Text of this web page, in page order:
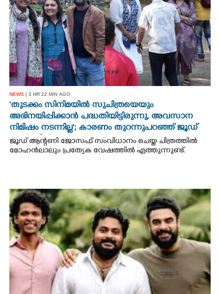
NEWS | 3 HR 22 MIN AGO
'തുടക്കം സിനിമയിൽ സുചിത്രയെയും
അഭിനയിപ്പിക്കാൻ പദ്ധതിയിട്ടിരുന്നു,​ അവസാന
നിമിഷം നടന്നില്ല'; കാരണം തുറന്നുപറഞ്ഞ് ജൂഡ്
ആന്റണി
ജൂഡ് ആന്റണി ജോസഫ് സംവിധാനം ചെയ്ത ചിത്രത്തിൽ
മോഹൻലാലും പ്രത്യേക വേഷത്തിൽ എത്തുന്നുണ്ട്.